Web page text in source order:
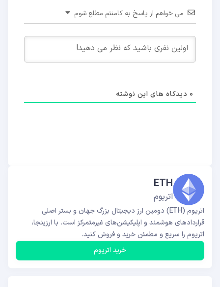
می خواهم از پاسخ به کامنتم مطلع شوم
0 دیدکاه های این نوشته
ETH
اتریوم
اتریوم (ETH) دومین ارز دیجیتال بزرگ جهان و بستر اصلی
قراردادهای هوشمند و اپلیکیشن‌های غیرمتمرکز است. با ارزینجا،
اتریوم را سریع و مطمئن خرید و فروش کنید.
خرید اتریوم